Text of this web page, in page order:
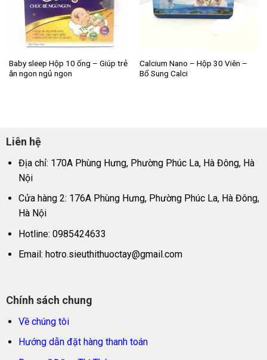
Baby sleep Hộp 10 ống – Giúp trẻ
ăn ngon ngủ ngon
Calcium Nano – Hộp 30 Viên –
Bổ Sung Calci
Liên hệ
Địa chỉ: 170A Phùng Hưng, Phường Phúc La, Hà Đông, Hà
Nội
Cửa hàng 2: 176A Phùng Hưng, Phường Phúc La, Hà Đông,
Hà Nội
Hotline: 0985424633
Email: hotro.sieuthithuoctay@gmail.com
Chính sách chung
Về chúng tôi
Hướng dẫn đặt hàng thanh toán